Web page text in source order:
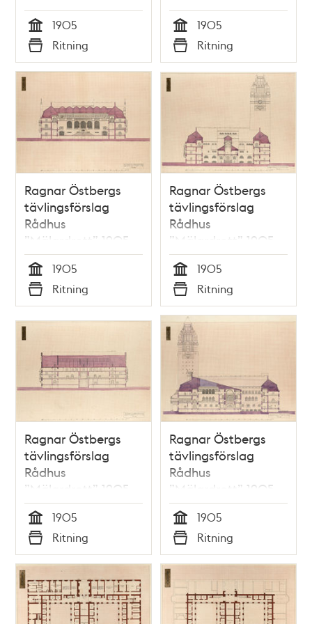
sektionsritning A–B
Tid
1905
Typ
Ritning
sektionsritning E–F
Tid
1905
Typ
Ritning
Ragnar Östbergs
tävlingsförslag
Rådhus
”Mälardrott” 1905,
sektionsritning G–H
Tid
1905
Typ
Ritning
Ragnar Östbergs
tävlingsförslag
Rådhus
”Mälardrott” 1905,
sektionsritning I–K
Tid
1905
Typ
Ritning
Ragnar Östbergs
tävlingsförslag
Rådhus
”Mälardrott” 1905,
sektionsritning L–M
Tid
1905
Typ
Ritning
Ragnar Östbergs
tävlingsförslag
Rådhus
”Mälardrott” 1905,
sektionsritning N–O
Tid
1905
Typ
Ritning